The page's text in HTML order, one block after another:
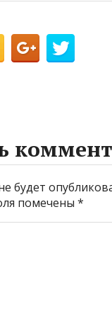
будет
помечены*